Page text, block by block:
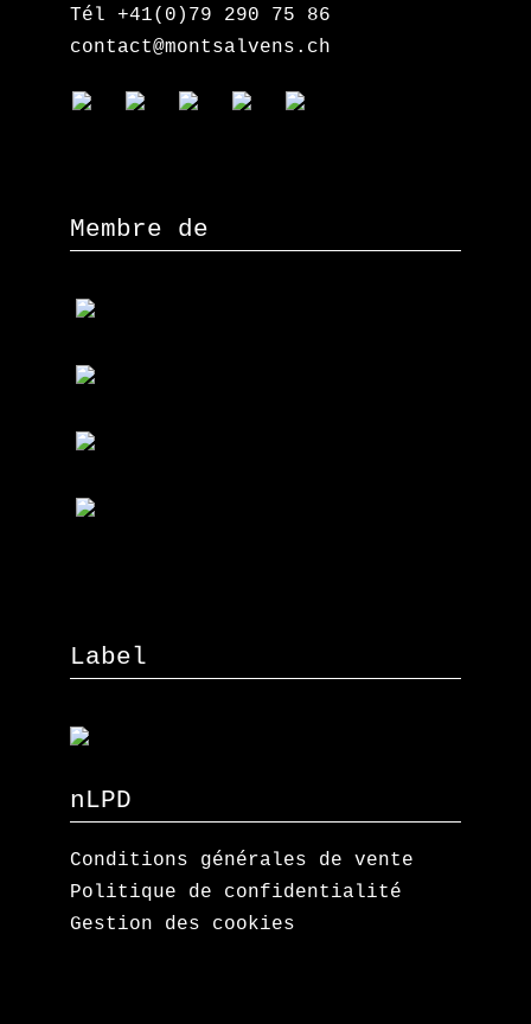
Tél +41(0)79 290 75 86
contact@montsalvens.ch
Membre de
Label
nLPD
Conditions générales de vente
Politique de confidentialité
Gestion des cookies